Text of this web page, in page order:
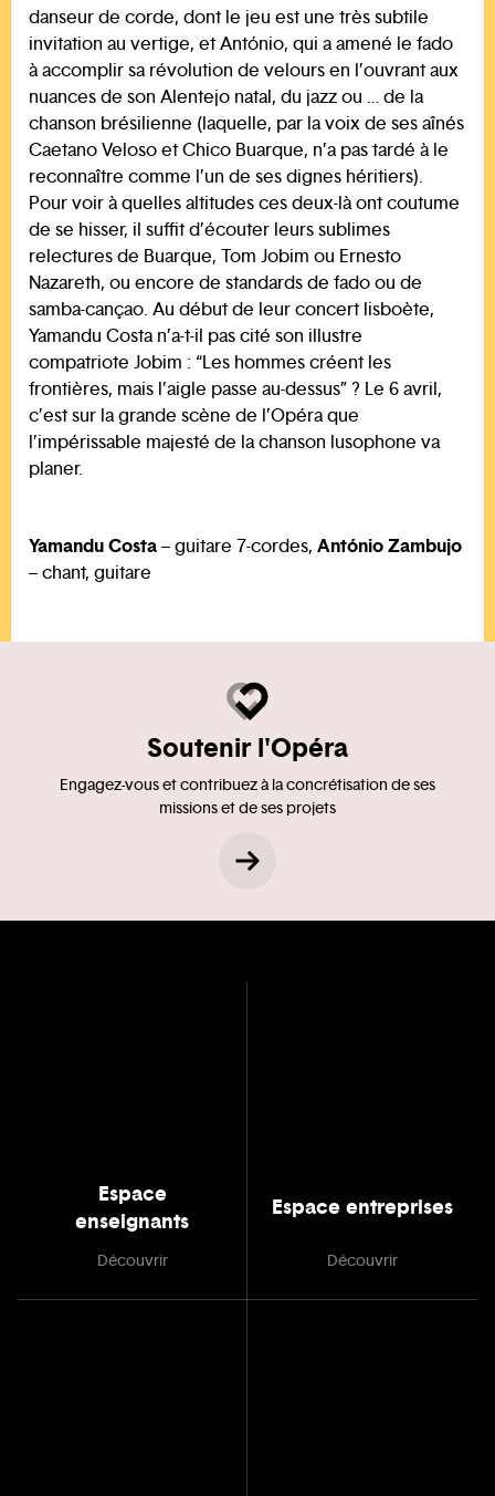
danseur de corde, dont le jeu est une très subtile
invitation au vertige, et António, qui a amené le fado
à accomplir sa révolution de velours en l’ouvrant aux
nuances de son Alentejo natal, du jazz ou … de la
chanson brésilienne (laquelle, par la voix de ses aînés
Caetano Veloso et Chico Buarque, n’a pas tardé à le
reconnaître comme l’un de ses dignes héritiers).
Pour voir à quelles altitudes ces deux-là ont coutume
de se hisser, il suffit d’écouter leurs sublimes
relectures de Buarque, Tom Jobim ou Ernesto
Nazareth, ou encore de standards de fado ou de
samba-cançao. Au début de leur concert lisboète,
Yamandu Costa n’a-t-il pas cité son illustre
compatriote Jobim : “Les hommes créent les
frontières, mais l’aigle passe au-dessus” ? Le 6 avril,
c’est sur la grande scène de l’Opéra que
l’impérissable majesté de la chanson lusophone va
planer.
Yamandu Costa– guitare 7-cordes, António Zambujo
– chant, guitare
Soutenir l'Opéra
Engagez-vous et contribuez à la concrétisation de ses
missions et de ses projets
Espace
enseignants
Découvrir
Espace entreprises
Découvrir